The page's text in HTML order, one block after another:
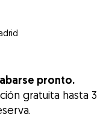
pronto.
gratuita hasta 3